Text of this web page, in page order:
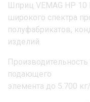
Шприц VEMAG HP
широкого спектра
полуфабрикатов,
изделий.
подающего
элемента до 5.700